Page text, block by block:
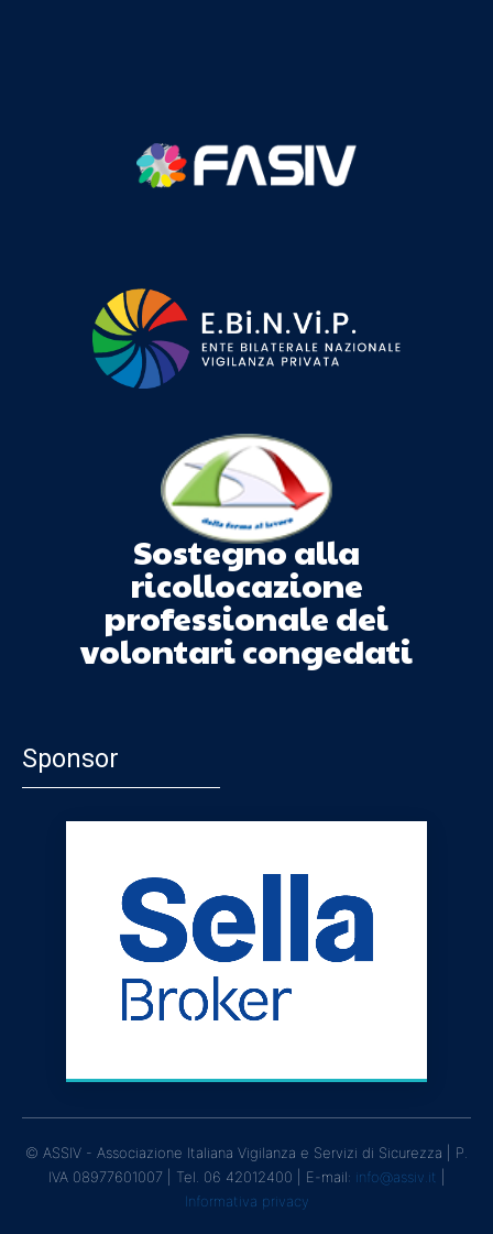
Sostegno alla
ricollocazione
professionale dei
volontari congedati
Sponsor
© ASSIV - Associazione Italiana Vigilanza e Servizi di Sicurezza | P.
IVA 08977601007 | Tel. 06 42012400 | E-mail: info@assiv.it
Informativa privacy